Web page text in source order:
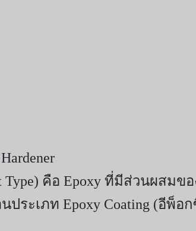
คือ Epoxy ที่มีส่วนผสมขอ
ระเภท Epoxy Coating (อีพ็อ